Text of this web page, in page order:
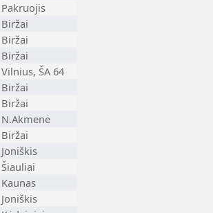
Pakruojis
Biržai
Biržai
Biržai
Vilnius, ŠA 64
Biržai
Biržai
N.Akmenė
Biržai
Joniškis
Šiauliai
Kaunas
Joniškis